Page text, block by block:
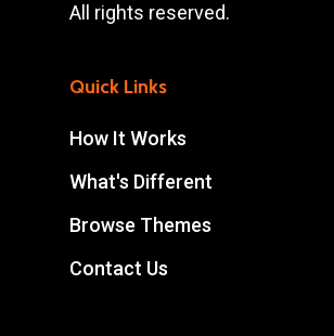
All rights reserved.
Quick Links
How It Works
What's Different
Browse Themes
Contact Us